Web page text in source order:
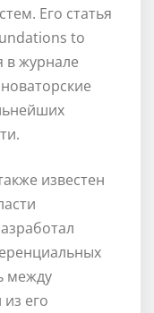
Его статья
to
в журнале
известен
между
его